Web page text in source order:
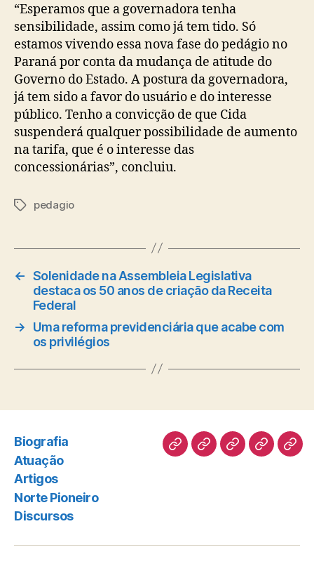
“Esperamos que a governadora tenha
sensibilidade, assim como já tem tido. Só
estamos vivendo essa nova fase do pedágio no
Paraná por conta da mudança de atitude do
Governo do Estado. A postura da governadora,
já tem sido a favor do usuário e do interesse
público. Tenho a convicção de que Cida
suspenderá qualquer possibilidade de aumento
na tarifa, que é o interesse das
concessionárias”, concluiu.
Tagspedagio
← Solenidade na Assembleia Legislativa
destaca os 50 anos de criação da Receita
Federal
→
Uma reforma previdenciária que acabe com
os privilégios
Biografia
Atuação
Artigos
Norte Pioneiro
Discursos
BiografiaAtuaçãoArtigosNorte